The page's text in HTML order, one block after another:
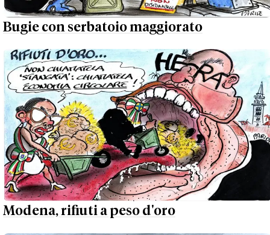
Bugie con serbatoio maggiorato
Modena, rifiuti a peso d'oro